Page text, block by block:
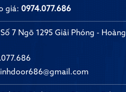
giá: 0974.077.686
Số 7 Ngõ 1295 Giải Phóng - Hoàng